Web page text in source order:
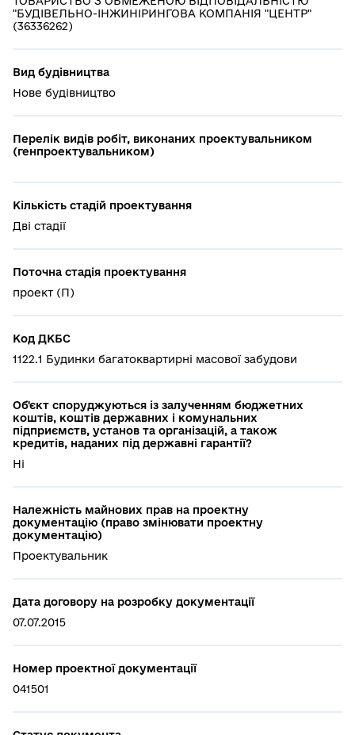
"БУДІВЕЛЬНО-ІНЖИНІРИНГОВА КОМПАНІЯ "ЦЕНТР"
(36336262)
Вид будівництва
Нове будівництво
Перелік видів робіт, виконаних проектувальником
(генпроектувальником)
Кількість стадій проектування
Дві стадії
Поточна стадія проектування
проект (П)
Код ДКБС
1122.1 Будинки багатоквартирні масової забудови
Об'єкт споруджуються із залученням бюджетних
коштів, коштів державних і комунальних
підприємств, установ та організацій, а також
кредитів, наданих під державні гарантії?
Ні
Належність майнових прав на проектну
документацію (право змінювати проектну
документацію)
Проектувальник
Дата договору на розробку документації
07.07.2015
Номер проектної документації
041501